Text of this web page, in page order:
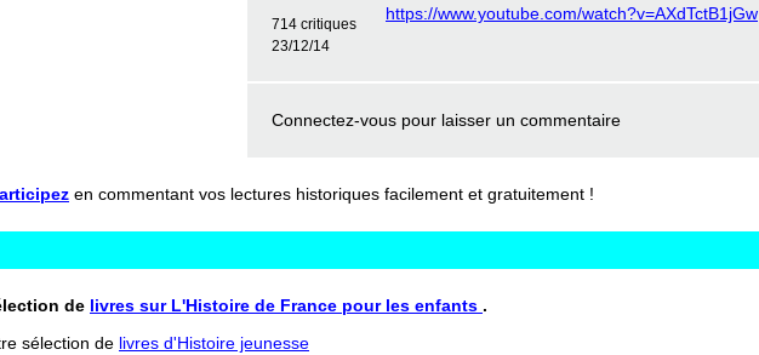
714 critiques
23/12/14
https://www.youtube.com/watch?v=AXdTctB1jGw
Connectez-vous pour laisser un commentaire
en commentant vos lectures historiques facilement et gratuitement !
de livres sur L'Histoire de France pour les enfants .
sélection de livres d'Histoire jeunesse